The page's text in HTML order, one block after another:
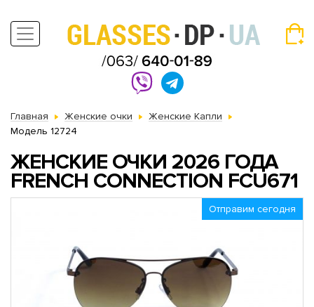
Главная Женские очки
Женские Капли
Модель 12724
ЖЕНСКИЕ ОЧКИ 2026 ГОДА
FRENCH CONNECTION FCU671
Отправим сегодня